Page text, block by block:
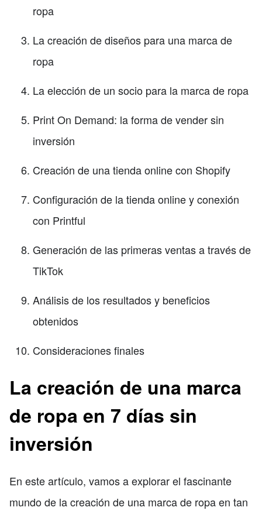
ropa
La creación de diseños para una marca de
ropa
La elección de un socio para la marca de ropa
Print On Demand: la forma de vender sin
inversión
Creación de una tienda online con Shopify
Configuración de la tienda online y conexión
con Printful
Generación de las primeras ventas a través de
TikTok
Análisis de los resultados y beneficios
obtenidos
Consideraciones finales
La creación de una marca
de ropa en 7 días sin
inversión
En este artículo, vamos a explorar el fascinante
mundo de la creación de una marca de ropa en tan